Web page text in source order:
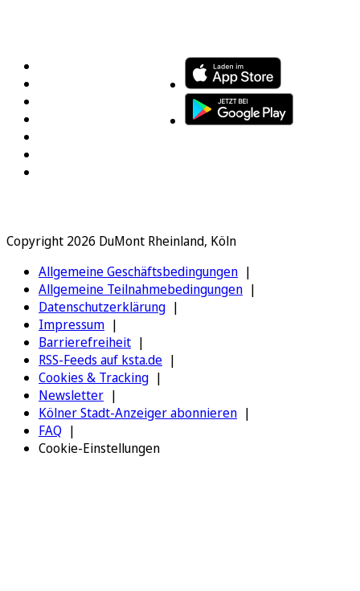
Copyright 2026 DuMont Rheinland, Köln
Allgemeine Geschäftsbedingungen
Allgemeine Teilnahmebedingungen
Datenschutzerklärung
Impressum
Barrierefreiheit
RSS-Feeds auf ksta.de
Cookies & Tracking
Newsletter
Kölner Stadt-Anzeiger abonnieren
FAQ
Cookie-Einstellungen